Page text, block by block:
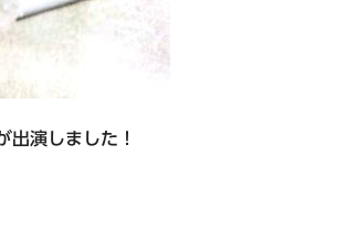
演しました！